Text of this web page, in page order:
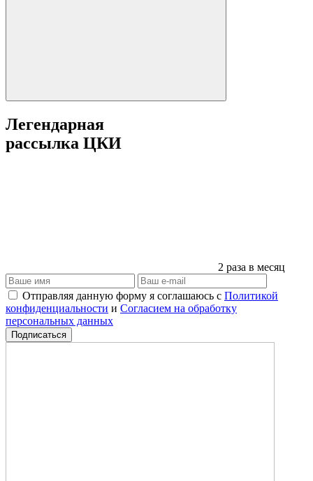
Легендарная
рассылка ЦКИ
2 раза в месяц
Отправляя данную форму я соглашаюсь с Политикой
конфиденциальности и Согласием на обработку
персональных данных
Подписаться